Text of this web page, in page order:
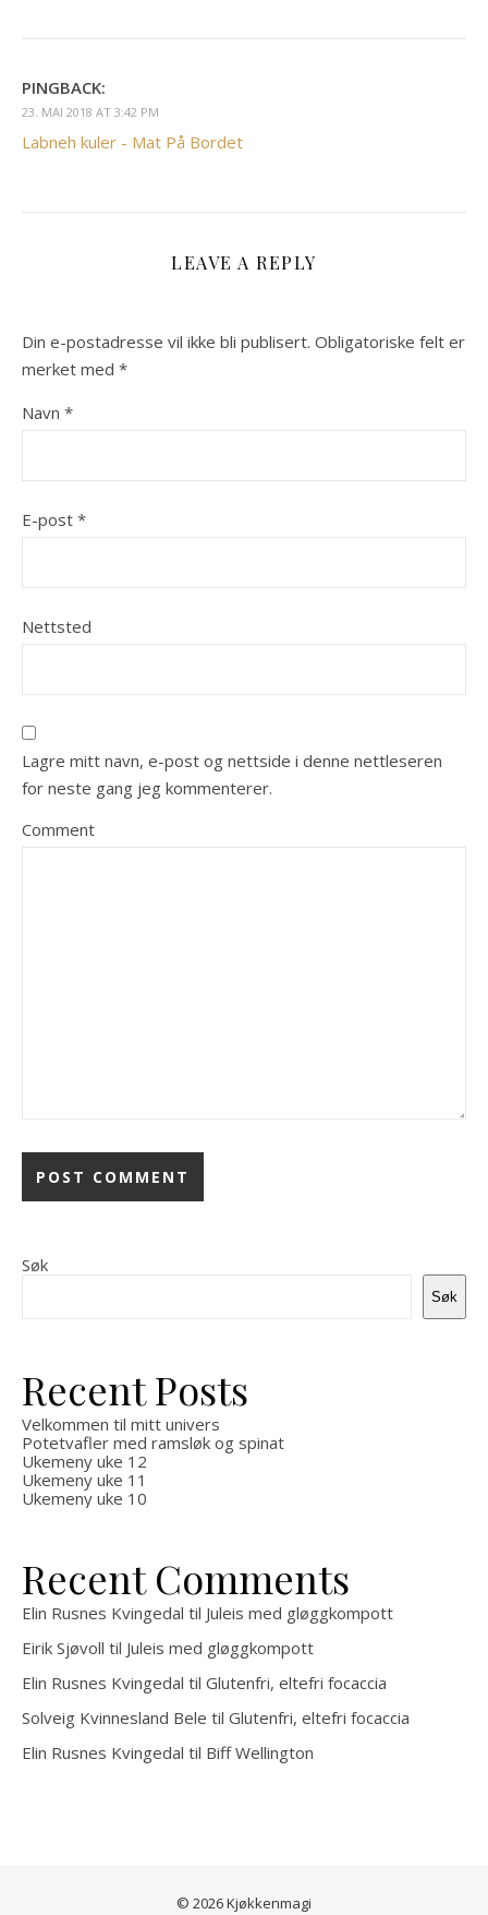
PINGBACK:
23. MAI 2018 AT 3:42 PM
Labneh kuler - Mat På Bordet
LEAVE A REPLY
Din e-postadresse vil ikke bli publisert. Obligatoriske felt er
merket med *
Navn *
E-post *
Nettsted
Lagre mitt navn, e-post og nettside i denne nettleseren
for neste gang jeg kommenterer.
Comment
Søk
Søk
Recent Posts
Velkommen til mitt univers
Potetvafler med ramsløk og spinat
Ukemeny uke 12
Ukemeny uke 11
Ukemeny uke 10
Recent Comments
Elin Rusnes Kvingedal til Juleis med gløggkompott
Eirik Sjøvoll til Juleis med gløggkompott
Elin Rusnes Kvingedal til Glutenfri, eltefri focaccia
Solveig Kvinnesland Bele til Glutenfri, eltefri focaccia
Elin Rusnes Kvingedal til Biff Wellington
© 2026 Kjøkkenmagi